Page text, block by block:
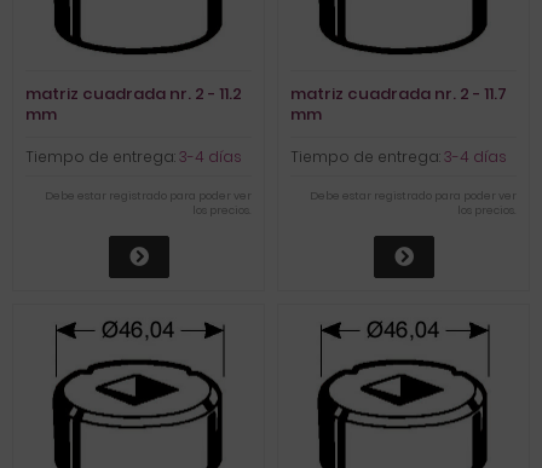
matriz cuadrada nr. 2 - 11.2
mm
Tiempo de entrega:3-4 días
Debe estar registrado para poder ver
los precios.
matriz cuadrada nr. 2 - 11.7
mm
Tiempo de entrega:3-4 días
Debe estar registrado para poder ver
los precios.